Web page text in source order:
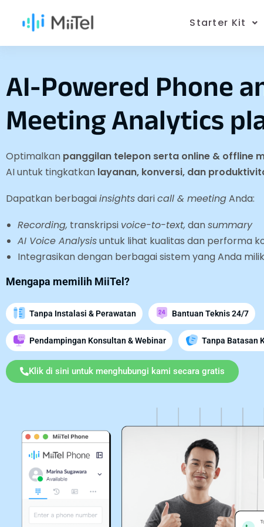
Starter Kit
AI-Powered Phone
Meeting Analytics
Optimalkan panggilan telepon serta online & offline
AI untuk tingkatkan layanan, konversi, dan
Dapatkan berbagaiinsightsdaricall & meetingAnda:
Recording, transkripsi voice-to-text, dansummary
AI Voice Analysisuntuk lihat kualitas dan performa
Integrasikan dengan berbagai sistem yang Anda
Mengapa memilih MiiTel?
Tanpa Instalasi & Perawatan Bantuan Teknis 24/7
Pendampingan Konsultan & Webinar Tanpa Batasan
Klik di sini untuk menghubungi kami secara gratis